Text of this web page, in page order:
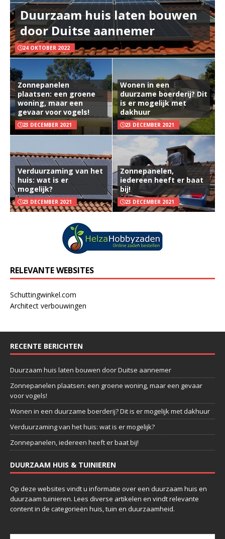
Duurzaam huis laten bouwen
door Duitse aannemer
24 OKTOBER 2022
Zonnepanelen
plaatsen: een groene
woning, maar een
gevaar voor vogels!
23 DECEMBER 2021
Wonen in een
duurzame boerderij? Dit
is er mogelijk met
dakhuur
23 DECEMBER 2021
Verduurzaming van het
huis: wat is er
mogelijk?
23 DECEMBER 2021
Zonnepanelen,
iedereen heeft er baat
bij!
23 DECEMBER 2021
RELEVANTE WEBSITES
Schuttingwinkel.com
Architect verbouwingen
RECENTE BERICHTEN
Duurzaam huis laten bouwen door Duitse aannemer
Zonnepanelen plaatsen: een groene woning, maar een gevaar
voor vogels!
Wonen in een duurzame boerderij? Dit is er mogelijk met dakhuur
Verduurzaming van het huis: wat is er mogelijk?
Zonnepanelen, iedereen heeft er baat bij!
DUURZAAM HUIS & TUINIEREN
Op deze websites vindt u informatie over een duurzaam huis en
duurzaam tuinieren. Lees diverse artikelen en vindt relevante
content in de categorieën huis, tuin en duurzaamheid.